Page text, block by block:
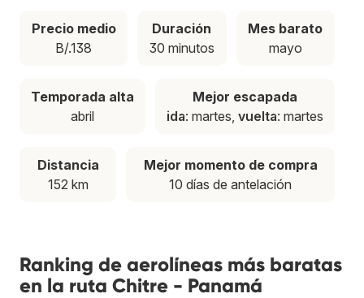
Precio medio
B/.138
Duración
30 minutos
Mes barato
mayo
Temporada alta
abril
Mejor escapada
ida: martes, vuelta: martes
Distancia
152 km
Mejor momento de compra
10 días de antelación
Ranking de aerolíneas más baratas
en la ruta Chitre - Panamá